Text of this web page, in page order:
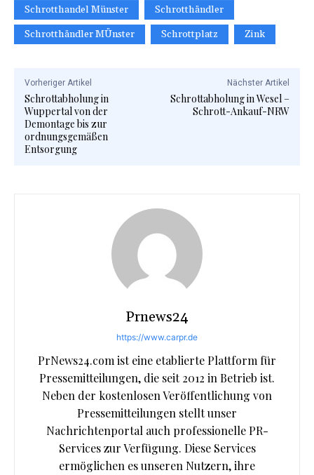
Schrotthandel Münster
Schrotthändler
Schrotthändler MÜnster
Schrottplatz Zink
Vorheriger Artikel
Schrottabholung in
Wuppertal von der
Demontage bis zur
ordnungsgemäßen
Entsorgung
Nächster Artikel
Schrottabholung in Wesel –
Schrott-Ankauf-NRW
Prnews24
https://www.carpr.de
PrNews24.com ist eine etablierte Plattform für
Pressemitteilungen, die seit 2012 in Betrieb ist.
Neben der kostenlosen Veröffentlichung von
Pressemitteilungen stellt unser
Nachrichtenportal auch professionelle PR-
Services zur Verfügung. Diese Services
ermöglichen es unseren Nutzern, ihre